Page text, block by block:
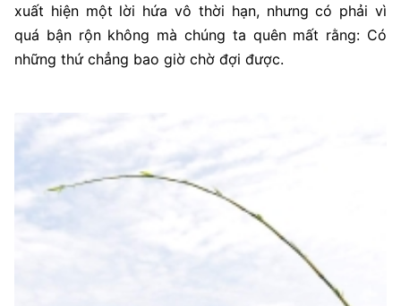
xuất hiện một lời hứa vô thời hạn, nhưng có phải vì
quá bận rộn không mà chúng ta quên mất rằng: Có
những thứ chẳng bao giờ chờ đợi được.